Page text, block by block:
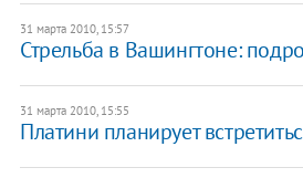
31 марта 2010, 15:57
Стрельба в Вашингтоне:
31 марта 2010, 15:55
Платини планирует